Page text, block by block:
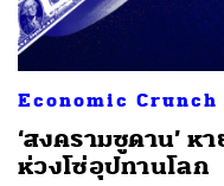
Economic Crunch
‘สงครามซูดาน’
ห่วงโซ่อุปทานโลก